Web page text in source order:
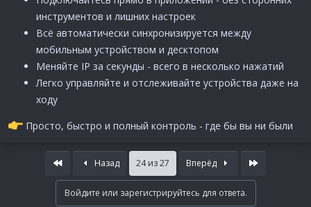
инструментов и лишних настроек
Всё автоматически синхронизируется между
мобильным устройством и десктопом
Меняйте IP за секунды - всего в несколько нажатий
Легко управляйте и отслеживайте устройства даже на
ходу
Просто, быстро и полный контроль - где бы вы ни были
First Назад 24 из 27 Вперёд Last
Войдите или зарегистрируйтесь для ответа.